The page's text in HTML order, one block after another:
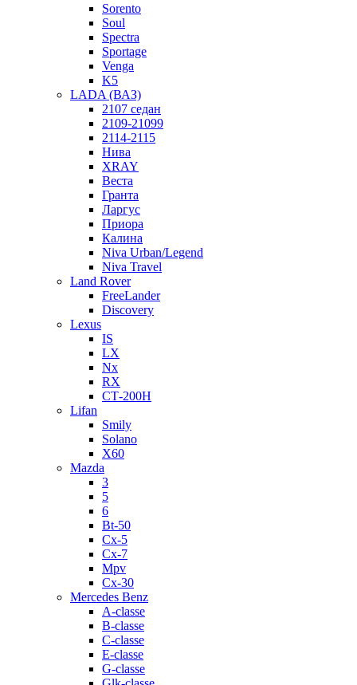
Sorento
Soul
Spectra
Sportage
Venga
K5
LADA (ВАЗ)
2107 седан
2109-21099
2114-2115
Нива
XRAY
Веста
Гранта
Ларгус
Приора
Калина
Niva Urban/Legend
Niva Travel
Land Rover
FreeLander
Discovery
Lexus
IS
LX
Nx
RX
СТ-200H
Lifan
Smily
Solano
X60
Mazda
3
5
6
Bt-50
Cx-5
Cx-7
Mpv
Cx-30
Mercedes Benz
A-classe
B-classe
C-classe
E-classe
G-classe